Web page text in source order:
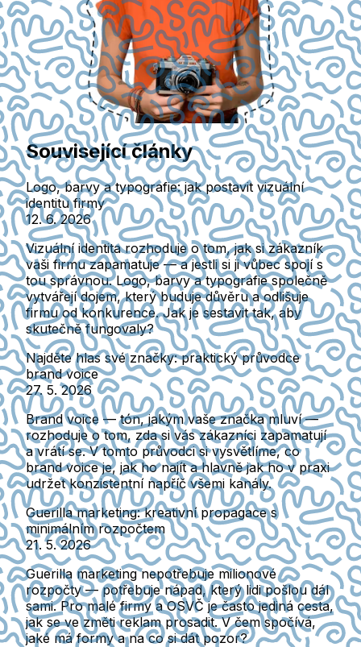
Související články
Logo, barvy a typografie: jak postavit vizuální
identitu firmy
12. 6. 2026
Vizuální identita rozhoduje o tom, jak si zákazník
vaši firmu zapamatuje — a jestli si ji vůbec spojí s
tou správnou. Logo, barvy a typografie společně
vytvářejí dojem, který buduje důvěru a odlišuje
firmu od konkurence. Jak je sestavit tak, aby
skutečně fungovaly?
Najděte hlas své značky: praktický průvodce
brand voice
27. 5. 2026
Brand voice — tón, jakým vaše značka mluví —
rozhoduje o tom, zda si vás zákazníci zapamatují
a vrátí se. V tomto průvodci si vysvětlíme, co
brand voice je, jak ho najít a hlavně jak ho v praxi
udržet konzistentní napříč všemi kanály.
Guerilla marketing: kreativní propagace s
minimálním rozpočtem
21. 5. 2026
Guerilla marketing nepotřebuje milionové
rozpočty — potřebuje nápad, který lidi pošlou dál
sami. Pro malé firmy a OSVČ je často jediná cesta,
jak se ve změti reklam prosadit. V čem spočívá,
jaké má formy a na co si dát pozor?